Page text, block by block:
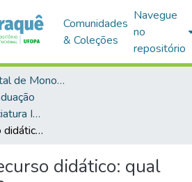
Comunidades
& Coleções
Navegue
no
repositório
Biblioteca Digital de Monografias (BDM)
ICED - TCC - Licenciatura Integrada - Biologia e Química
Vídeo como recurso didático: qual sua eficiência?
didático: qual